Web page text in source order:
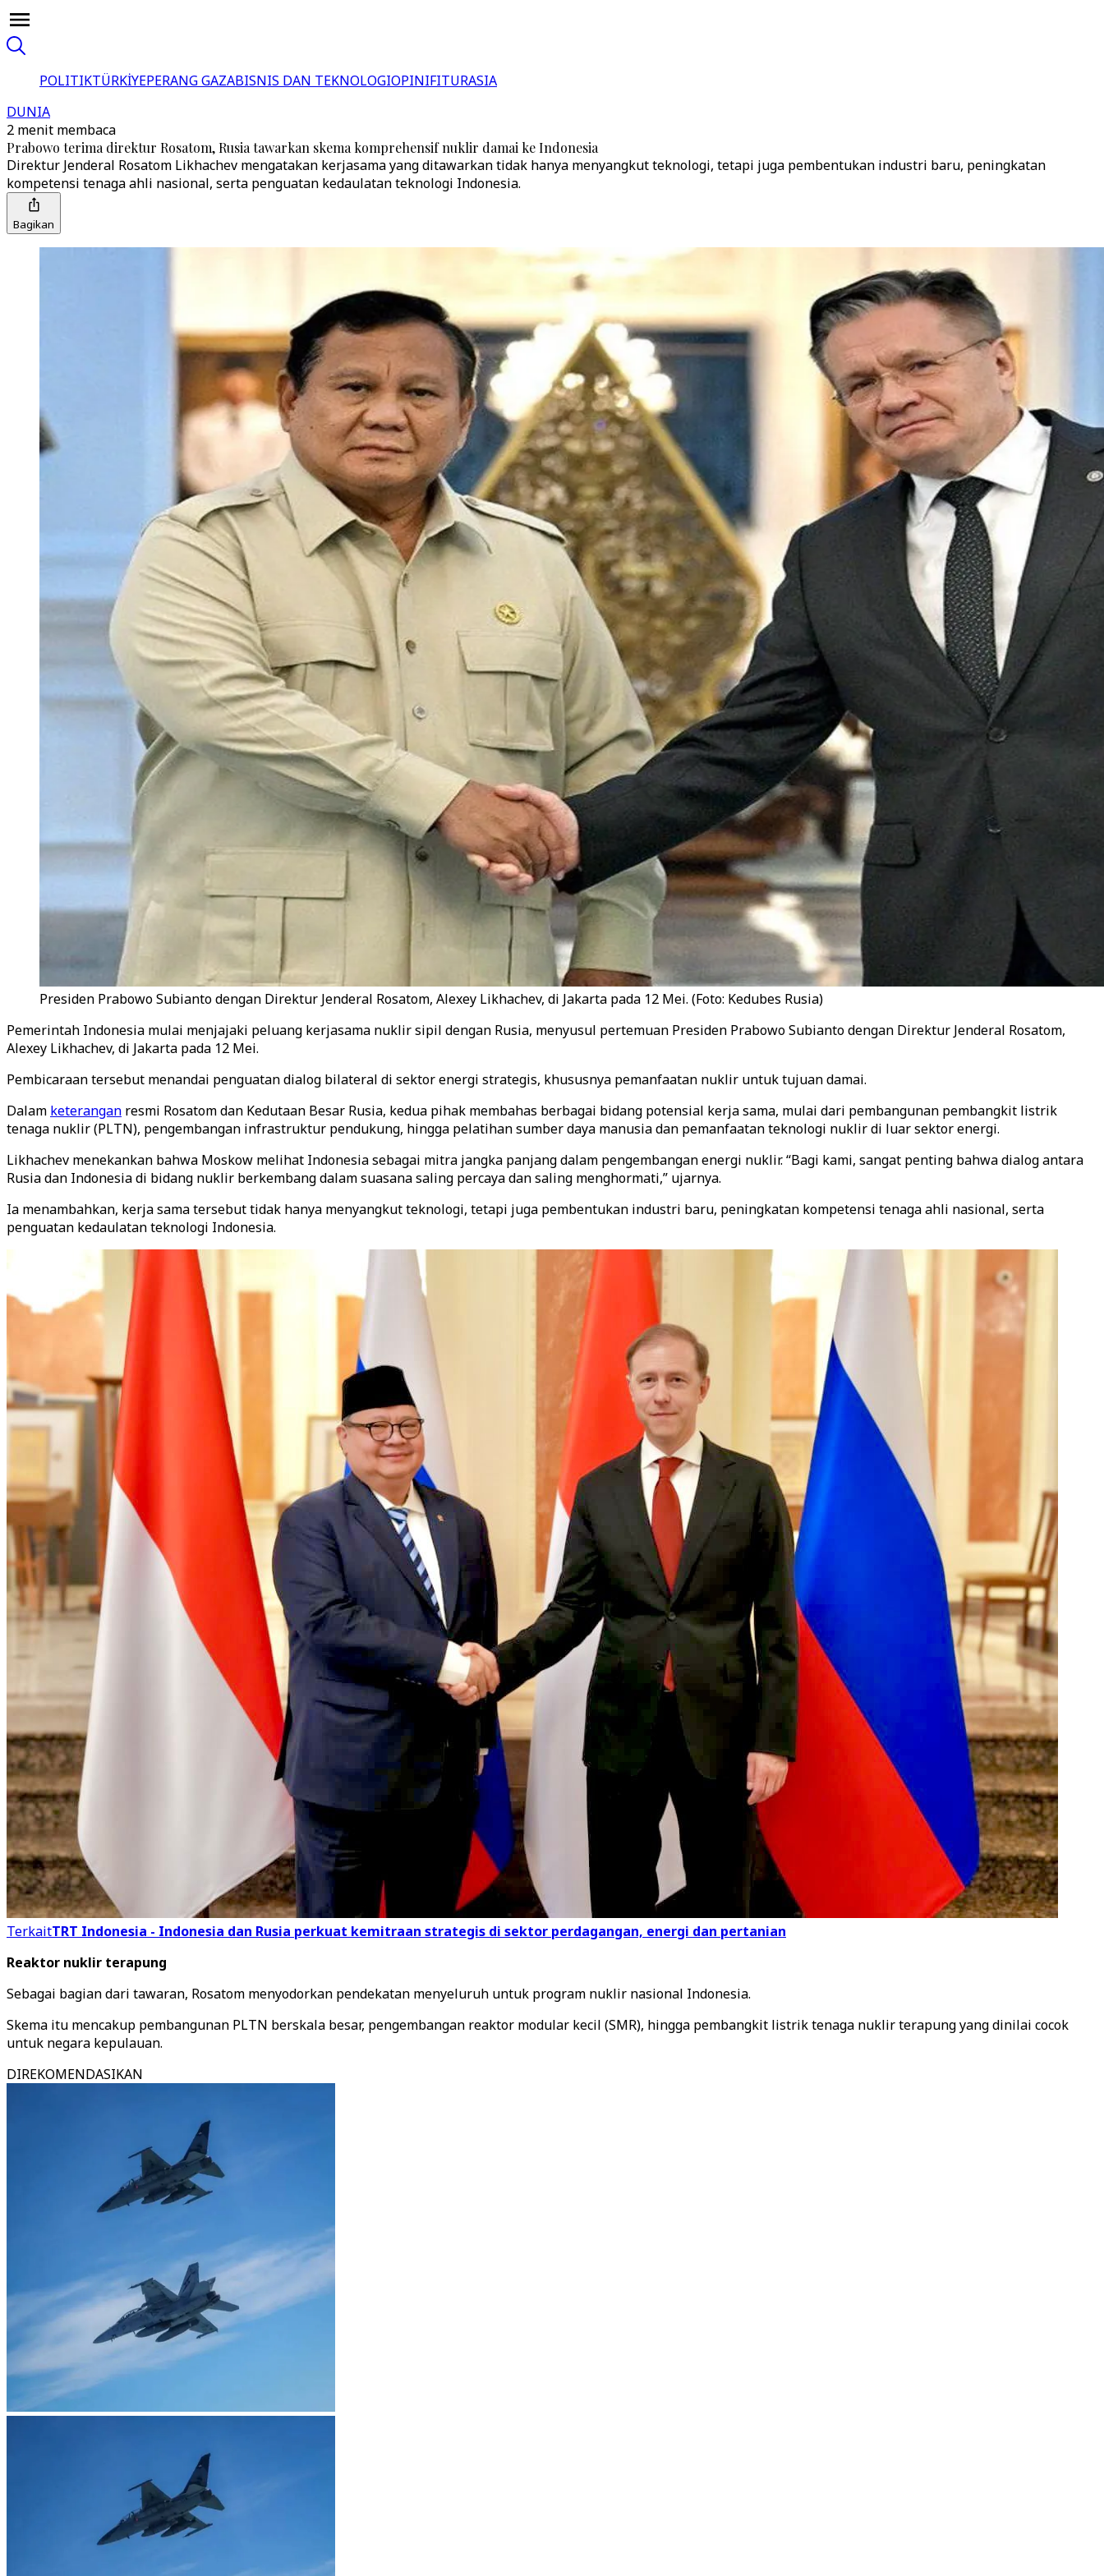
POLITIKTÜRKİYEPERANG GAZABISNIS DAN TEKNOLOGIOPINIFITURASIA
DUNIA
2 menit membaca
Prabowo terima direktur Rosatom, Rusia tawarkan skema komprehensif nuklir damai ke Indonesia
Direktur Jenderal Rosatom Likhachev mengatakan kerjasama yang ditawarkan tidak hanya menyangkut teknologi, tetapi juga pembentukan industri baru, peningkatan
kompetensi tenaga ahli nasional, serta penguatan kedaulatan teknologi Indonesia.
Bagikan
Presiden Prabowo Subianto dengan Direktur Jenderal Rosatom, Alexey Likhachev, di Jakarta pada 12 Mei. (Foto: Kedubes Rusia)
Pemerintah Indonesia mulai menjajaki peluang kerjasama nuklir sipil dengan Rusia, menyusul pertemuan Presiden Prabowo Subianto dengan Direktur Jenderal Rosatom,
Alexey Likhachev, di Jakarta pada 12 Mei.
Pembicaraan tersebut menandai penguatan dialog bilateral di sektor energi strategis, khususnya pemanfaatan nuklir untuk tujuan damai.
Dalam keterangan resmi Rosatom dan Kedutaan Besar Rusia, kedua pihak membahas berbagai bidang potensial kerja sama, mulai dari pembangunan pembangkit listrik
tenaga nuklir (PLTN), pengembangan infrastruktur pendukung, hingga pelatihan sumber daya manusia dan pemanfaatan teknologi nuklir di luar sektor energi.
Likhachev menekankan bahwa Moskow melihat Indonesia sebagai mitra jangka panjang dalam pengembangan energi nuklir. “Bagi kami, sangat penting bahwa dialog antara
Rusia dan Indonesia di bidang nuklir berkembang dalam suasana saling percaya dan saling menghormati,” ujarnya.
Ia menambahkan, kerja sama tersebut tidak hanya menyangkut teknologi, tetapi juga pembentukan industri baru, peningkatan kompetensi tenaga ahli nasional, serta
penguatan kedaulatan teknologi Indonesia.
TerkaitTRT Indonesia - Indonesia dan Rusia perkuat kemitraan strategis di sektor perdagangan, energi dan pertanian
Reaktor nuklir terapung
Sebagai bagian dari tawaran, Rosatom menyodorkan pendekatan menyeluruh untuk program nuklir nasional Indonesia.
Skema itu mencakup pembangunan PLTN berskala besar, pengembangan reaktor modular kecil (SMR), hingga pembangkit listrik tenaga nuklir terapung yang dinilai cocok
untuk negara kepulauan.
DIREKOMENDASIKAN